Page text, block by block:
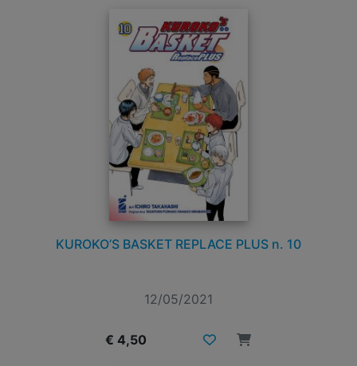
KUROKO’S BASKET REPLACE PLUS n. 10
12/05/2021
€ 4,50